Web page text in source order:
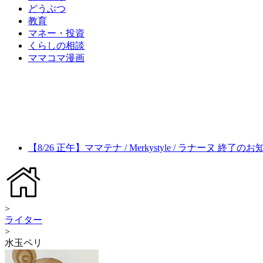
どうぶつ
教育
マネー・投資
くらしの相談
ママコマ漫画
【8/26 正午】ママテナ / Merkystyle / ラナーヌ 終了のお
>
ライター
>
水玉ペリ